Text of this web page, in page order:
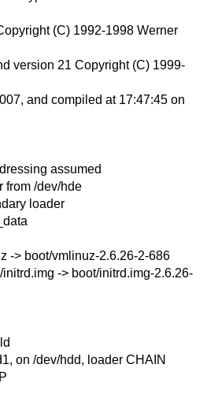
(C) 1992-1998 Werner
version 21 Copyright (C) 1999-
and compiled at 17:47:45 on
assumed
from /dev/hde
loader
-> boot/vmlinuz-2.6.26-2-686
-> boot/initrd.img-2.6.26-
on /dev/hdd, loader CHAIN